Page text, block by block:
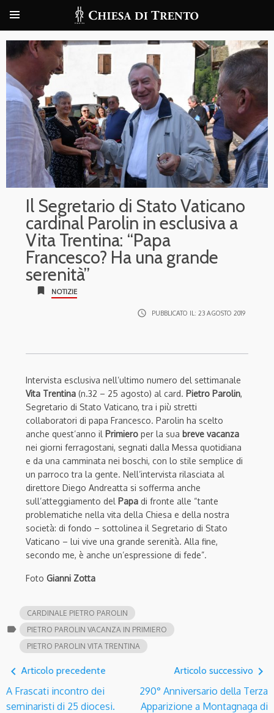
Il Segretario di Stato Vaticano
cardinal Parolin in esclusiva a
Vita Trentina: “Papa
Francesco? Ha una grande
serenità”
bookmark NOTIZIE
access_time PUBBLICATO IL: 23 AGOSTO 2019
Intervista esclusiva nell’ultimo numero del settimanale
Vita Trentina (n.32 – 25 agosto) al card. Pietro Parolin,
Segretario di Stato Vaticano, tra i più stretti
collaboratori di papa Francesco. Parolin ha scelto
anche quest’anno il Primiero per la sua breve vacanza
nei giorni ferragostani, segnati dalla Messa quotidiana
e da una camminata nei boschi, con lo stile semplice di
un parroco tra la gente. Nell’intervista rilasciata al
direttore Diego Andreatta si sofferma anche
sull’atteggiamento del Papa di fronte alle “tante
problematiche nella vita della Chiesa e della nostra
società: di fondo – sottolinea il Segretario di Stato
Vaticano – lui vive una grande serenità. Alla fine,
secondo me, è anche un’espressione di fede”.
Foto Gianni Zotta
label
CARDINALE PIETRO PAROLIN
PIETRO PAROLIN VACANZA IN PRIMIERO
PIETRO PAROLIN VITA TRENTINA
navigate_before Articolo precedente
A Frascati incontro dei
seminaristi di 25 diocesi.
Articolo successivo navigate_next
290° Anniversario della Terza
Apparizione a Montagnaga di